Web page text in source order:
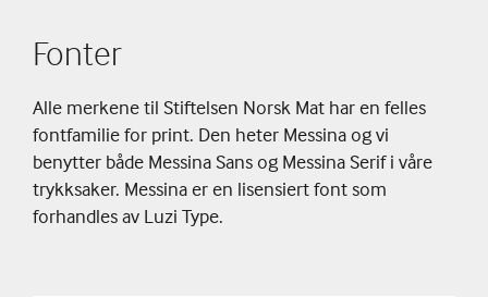
Fonter
Alle merkene til Stiftelsen Norsk Mat har en felles
fontfamilie for print. Den heter Messina og vi
benytter både Messina Sans og Messina Serif i våre
trykksaker. Messina er en lisensiert font som
forhandles av Luzi Type.